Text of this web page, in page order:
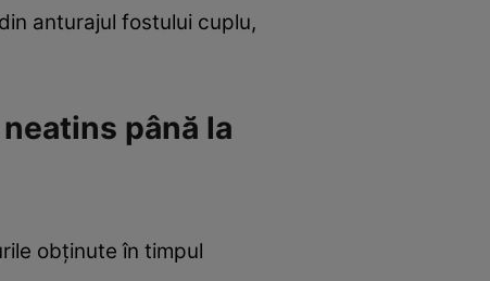
anturajul fostului cuplu,
până la
obținute în timpul